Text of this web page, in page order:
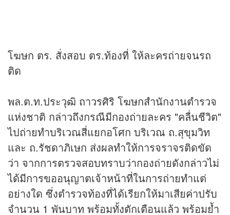
โฆษก ตร. สั่งสอบ ตร.ท้องที่ ให้ละครถ่ายจนรถ
ติด
พล.ต.ท.ประวุฒิ ถาวรศิริ โฆษกสำนักงานตำรวจ
แห่งชาติ กล่าวถึงกรณีมีกองถ่ายละคร "คลื่นชีวิต"
ไปถ่ายทำบริเวณสี่แยกอโศก บริเวณ ถ.สุขุมวิท
และ ถ.รัชดาภิเษก ส่งผลทำให้การจราจรติดขัด
ว่า จากการตรวจสอบทราบว่ากองถ่ายดังกล่าวไม่
ได้มีการขออนุญาตเจ้าหน้าที่ในการถ่ายทำแต่
อย่างใด ซึ่งตำรวจท้องที่ได้เรียกให้มาเสียค่าปรับ
จำนวน 1 พันบาท พร้อมทั้งตักเตือนแล้ว พร้อมย้ำ